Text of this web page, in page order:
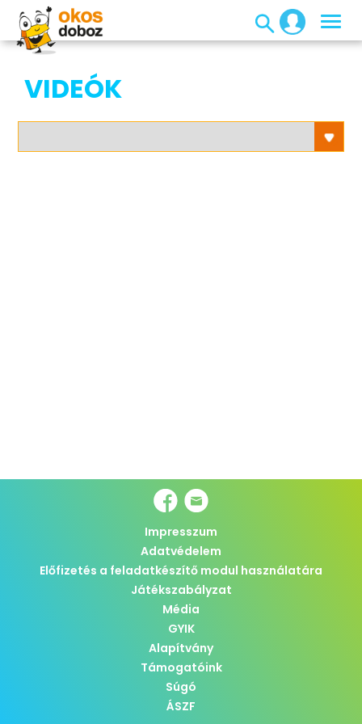
VIDEÓK
Impresszum
Adatvédelem
Előfizetés a feladatkészítő modul használatára
Játékszabályzat
Média
GYIK
Alapítvány
Támogatóink
Súgó
ÁSZF